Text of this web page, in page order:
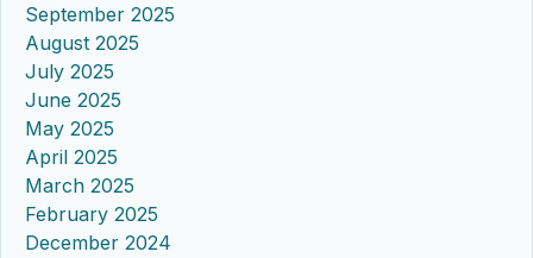
September 2025
August 2025
July 2025
June 2025
May 2025
April 2025
March 2025
February 2025
December 2024